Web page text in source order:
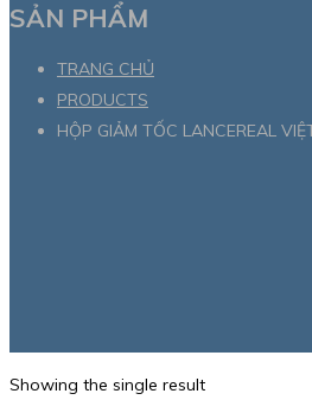
SẢN PHẨM
TRANG CHỦ
PRODUCTS
HỘP GIẢM TỐC LANCEREAL
Showing the single result